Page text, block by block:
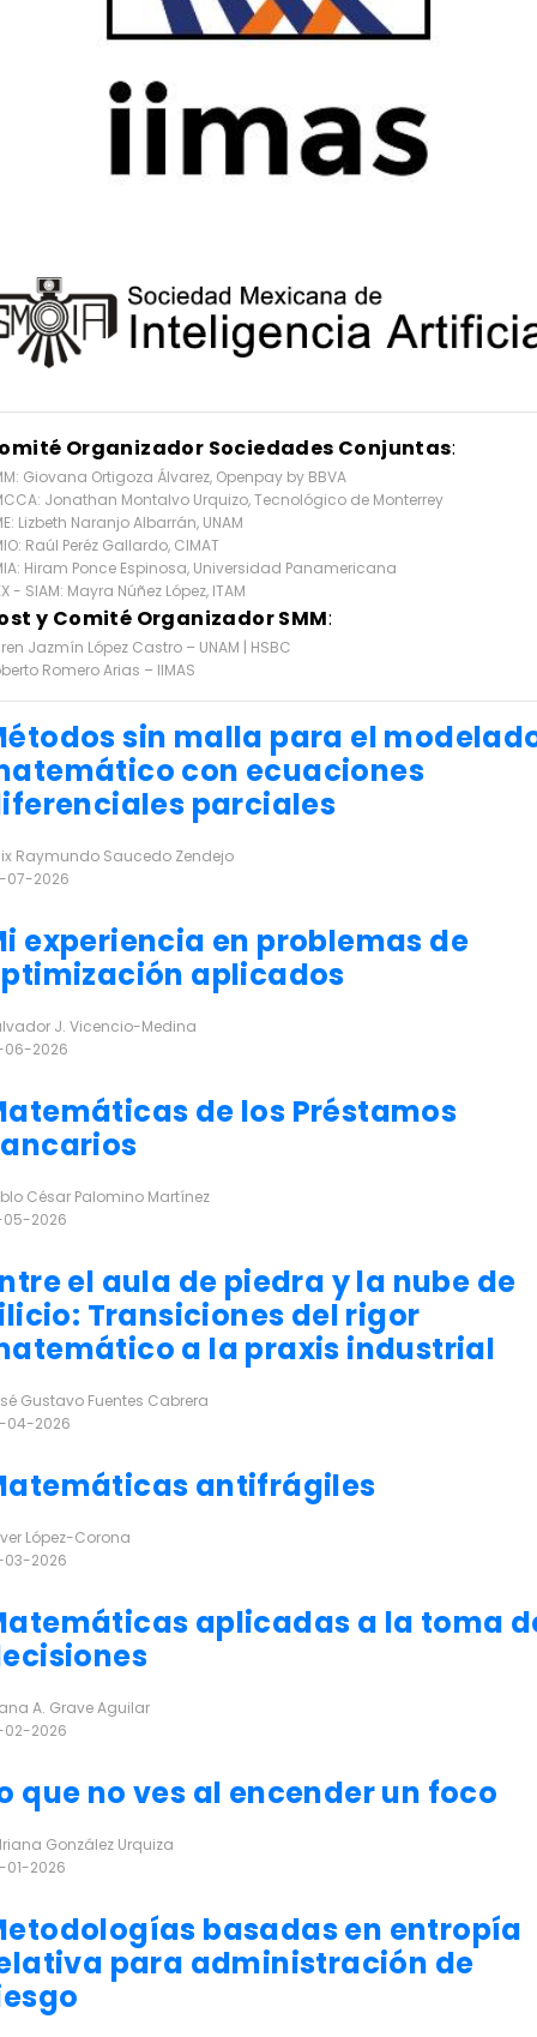
Organizador Sociedades Conjuntas:
Giovana Ortigoza Álvarez, Openpay by BBVA
Jonathan Montalvo Urquizo, Tecnológico de Monterrey
Lizbeth Naranjo Albarrán, UNAM
Raúl Peréz Gallardo, CIMAT
Hiram Ponce Espinosa, Universidad Panamericana
- SIAM: Mayra Núñez López, ITAM
y Comité Organizador SMM:
Jazmín López Castro – UNAM | HSBC
Romero Arias – IIMAS
sin malla para el
con ecuaciones
parciales
Raymundo Saucedo Zendejo
07-2026
experiencia en problemas de
aplicados
J. Vicencio-Medina
06-2026
de los Préstamos
César Palomino Martínez
05-2026
el aula de piedra y la nube de
Transiciones del rigor
a la praxis industrial
Gustavo Fuentes Cabrera
04-2026
antifrágiles
López-Corona
03-2026
aplicadas a la toma
A. Grave Aguilar
02-2026
que no ves al encender un foco
González Urquiza
01-2026
basadas en entropía
para administración de